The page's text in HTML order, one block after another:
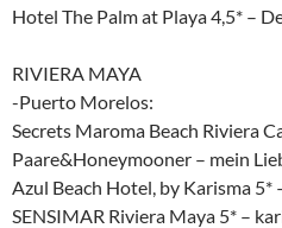
Hotel The Palm at Playa 4,5* –
RIVIERA MAYA
-Puerto Morelos:
Secrets Maroma Beach Riviera
Paare&Honeymooner – mein
Azul Beach Hotel, by Karisma 5*
SENSIMAR Riviera Maya 5* –